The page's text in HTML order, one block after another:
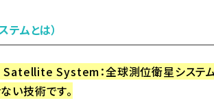
ムとは）
System：全球測位衛星システム
い技術です。